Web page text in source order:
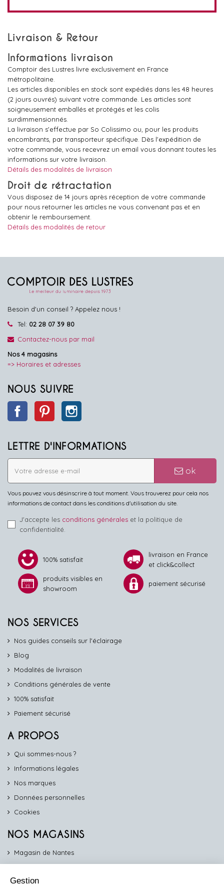
Livraison & Retour
Informations livraison
Comptoir des Lustres livre exclusivement en France
métropolitaine.
Les articles disponibles en stock sont expédiés dans les 48 heures
(2 jours ouvrés) suivant votre commande. Les articles sont
soigneusement emballés et protégés et les colis
surdimmensionnés.
La livraison s'effectue par So Colissimo ou, pour les produits
encombrants, par transporteur spécifique. Dès l'expédition de
votre commande, vous recevrez un email vous donnant toutes les
informations sur votre livraison.
Détails des modalités de livraison
Droit de rétractation
Vous disposez de 14 jours après réception de votre commande
pour nous retourner les articles ne vous convenant pas et en
obtenir le remboursement.
Détails des modalités de retour
Besoin d'un conseil ? Appelez nous !
Tel: 02 28 07 39 80
Contactez-nous par mail
Nos 4 magasins
=> Horaires et adresses
NOUS SUIVRE
Facebook Pinterest
LETTRE D'INFORMATIONS
ok
Vous pouvez vous désinscrire à tout moment. Vous trouverez pour cela nos
informations de contact dans les conditions d'utilisation du site.
J'accepte les conditions générales et la politique de
confidentialité.
100% satisfait
livraison en France
et click&collect
produits visibles en
showroom
paiement sécurisé
NOS SERVICES
Nos guides conseils sur l'éclairage
Blog
Modalités de livraison
Conditions générales de vente
100% satisfait
Paiement sécurisé
A PROPOS
Qui sommes-nous ?
Informations légales
Nos marques
Données personnelles
Cookies
NOS MAGASINS
Magasin de Nantes
Magasin de Vannes
Gestion